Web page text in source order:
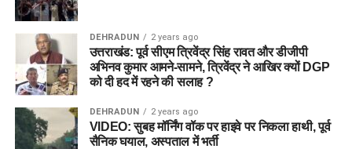
DEHRADUN 2 years ago
उत्तराखंड: पूर्व सीएम त्रिवेंद्र सिंह रावत और डीजीपी
अभिनव कुमार आमने-सामने, त्रिवेंद्र ने आखिर क्यों DGP
को दी हद में रहने की सलाह ?
DEHRADUN 2 years ago
VIDEO: सुबह मॉर्निंग वॉक पर हाइवे पर निकला हाथी, पूर्व
सैनिक घयाल, अस्पताल में भर्ती